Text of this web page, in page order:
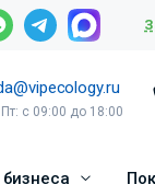
с 09:00 до 18:00